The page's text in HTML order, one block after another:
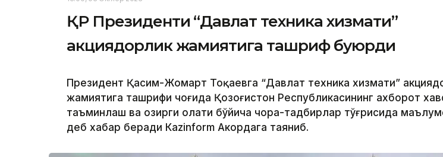
ҚР Президенти “Давлат техника хизмати”
акциядорлик жамиятига ташриф буюрди
Президент Қасим-Жомарт Тоқаевга “Давлат техника хизмати”
жамиятига ташрифи чоғида Қозоғистон Республикасининг ахборот
таъминлаш ва ҳозирги ҳолати бўйича чора-тадбирлар тўғрисида
деб хабар беради Каzinform Акордага таяниб.